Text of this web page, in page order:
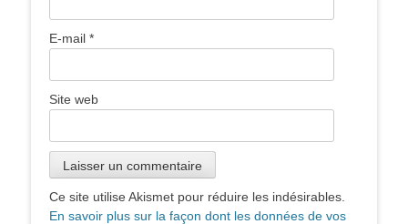
E-mail *
Site web
Ce site utilise Akismet pour réduire les indésirables.
En savoir plus sur la façon dont les données de vos